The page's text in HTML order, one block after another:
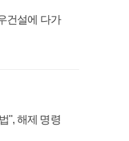
건설에 다가
", 해제 명령